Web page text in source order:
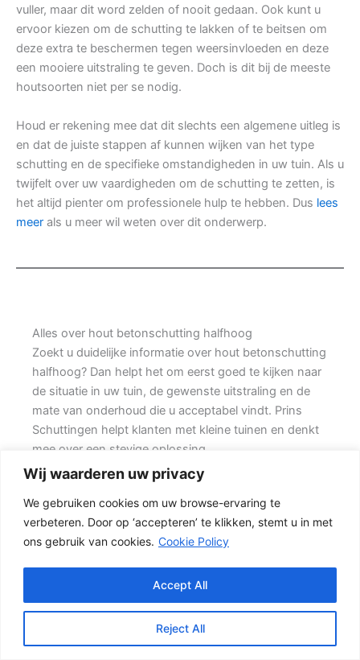
Wij waarderen uw privacy
We gebruiken cookies om uw browse-ervaring te
verbeteren. Door op ‘accepteren’ te klikken, stemt u in met
ons gebruik van cookies. Cookie Policy
Reject All
Accept All
vuller, maar dit word zelden of nooit gedaan. Ook kunt u
ervoor kiezen om de schutting te lakken of te beitsen om
deze extra te beschermen tegen weersinvloeden en deze
een mooiere uitstraling te geven. Doch is dit bij de meeste
houtsoorten niet per se nodig.
Houd er rekening mee dat dit slechts een algemene uitleg is
en dat de juiste stappen af kunnen wijken van het type
schutting en de specifieke omstandigheden in uw tuin. Als u
twijfelt over uw vaardigheden om de schutting te zetten, is
het altijd pienter om professionele hulp te hebben. Dus lees
meer als u meer wil weten over dit onderwerp.
Alles over hout betonschutting halfhoog
Zoekt u duidelijke informatie over hout betonschutting
halfhoog? Dan helpt het om eerst goed te kijken naar
de situatie in uw tuin, de gewenste uitstraling en de
mate van onderhoud die u acceptabel vindt. Prins
Schuttingen helpt klanten met kleine tuinen en denkt
mee over een stevige oplossing.
Een nette tuinafscheiding vraagt om meer dan alleen
een paar schermen en palen. Wilt u zo min mogelijk
onderhoud, dan is een betonschutting of hout-beton
combinatie vaak een slimme keuze. Daarbij spelen
ook zaken mee zoals windbelasting,
hoogteverschillen, grondsoort, erfgrens en de
bereikbaarheid van de tuin.